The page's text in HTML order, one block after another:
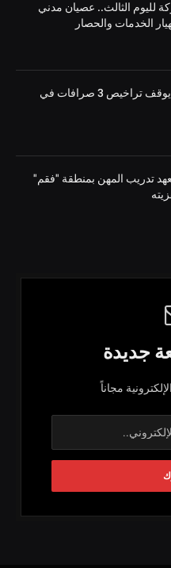
لليوم الثالث.. عصيان مدني
الخدمات والحصار
البنك المركزي يوقف تراخيص 3 صرافات في
تدريب المهن بمنطقة "فقم"
جديدة
مجاناً